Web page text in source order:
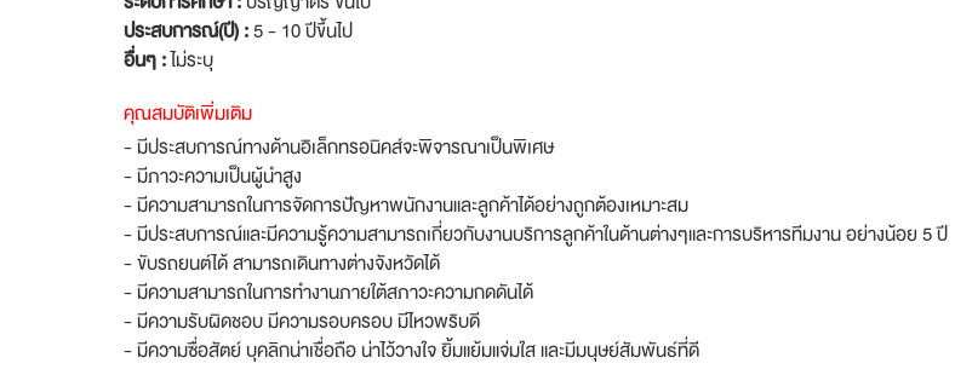
ประสบการณ์(ปี) :5 - 10 ปีขึ้นไป
อื่นๆ :ไม่ระบุ
คุณสมบัติเพิ่มเติม
- มีประสบการณ์ทางด้านอิเล็กทรอนิคส์จะพิจารณาเป็นพิเศษ
- มีภาวะความเป็นผู้นำสูง
- มีความสามารถในการจัดการปัญหาพนักงานและลูกค้าได้อย่างถูกต้องเหมาะสม
- มีประสบการณ์และมีความรู้ความสามารถเกี่ยวกับงานบริการลูกค้าในด้านต่างๆและการบริหารทีมงาน อย่างน้อย 5 ปี
- ขับรถยนต์ได้ สามารถเดินทางต่างจังหวัดได้
- มีความสามารถในการทำงานภายใต้สภาวะความกดดันได้
- มีความรับผิดชอบ มีความรอบครอบ มีไหวพริบดี
- มีความซื่อสัตย์ บุคลิกน่าเชื่อถือ น่าไว้วางใจ ยิ้มแย้มแจ่มใส และมีมนุษย์สัมพันธ์ที่ดี